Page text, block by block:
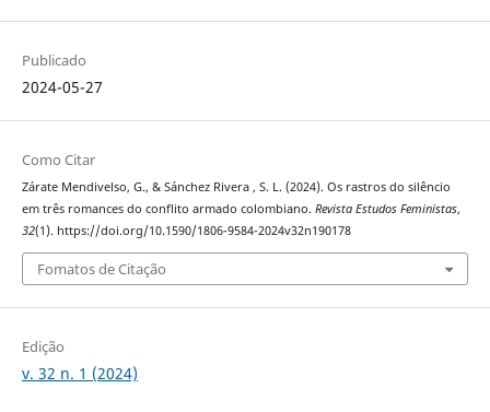
Publicado
2024-05-27
Como Citar
Zárate Mendivelso, G., & Sánchez Rivera , S. L. (2024). Os rastros do silêncio
em três romances do conflito armado colombiano. Revista Estudos Feministas,
32(1). https://doi.org/10.1590/1806-9584-2024v32n190178
Fomatos de Citação
Edição
v. 32 n. 1 (2024)